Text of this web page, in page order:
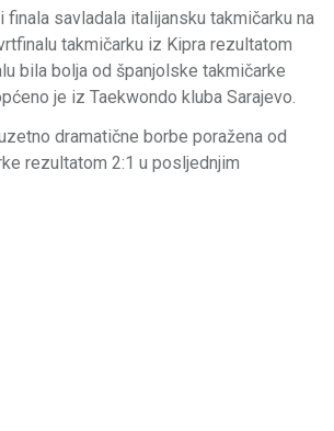
finala savladala italijansku takmičarku na
takmičarku iz Kipra rezultatom
bila bolja od španjolske takmičarke
je iz Taekwondo kluba Sarajevo.
dramatične borbe poražena od
rezultatom 2:1 u posljednjim